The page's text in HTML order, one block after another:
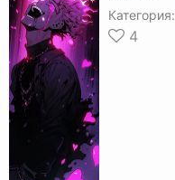
Категория:
4